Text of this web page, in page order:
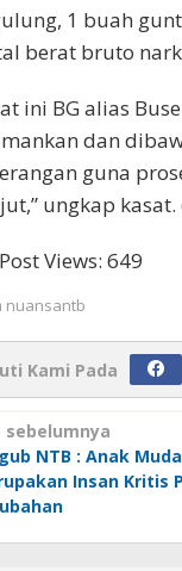
1 buah
berat bruto
ini BG alias
dan
guna
ungkap kasat.
Post Views: 649
nuansantb
Kami Pada
sebelumnya
NTB : Anak Muda
Insan Kritis